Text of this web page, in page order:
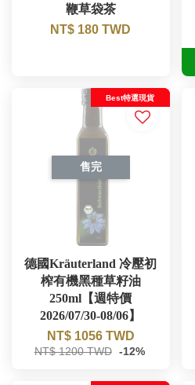
鞭草袋茶
NT$ 180 TWD
售完
Best特選現貨
德國Kräuterland 冷壓初
榨有機黑種草籽油
250ml【週特價
2026/07/30-08/06】
NT$ 1056 TWD
NT$ 1200 TWD -12%